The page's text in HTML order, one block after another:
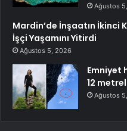
Ağustos
Mardin’de İnşaatın İkinci
İşçi Yaşamını Yitirdi
Ağustos 5, 2026
Emniyet
12
Ağustos